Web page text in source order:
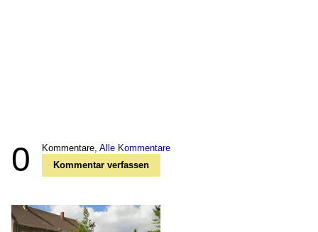
0 Kommentare, Alle Kommentare
Kommentar verfassen